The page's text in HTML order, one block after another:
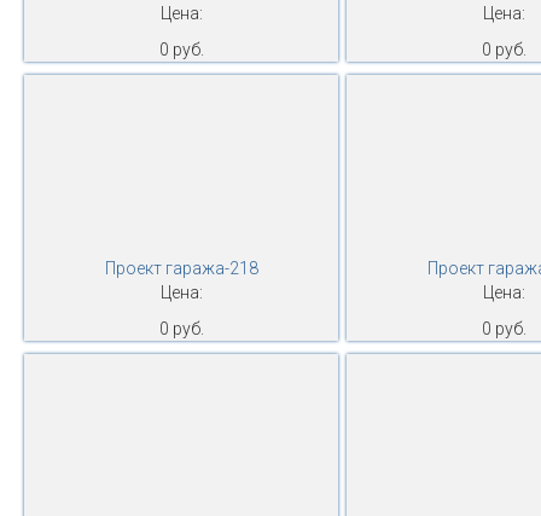
Цена:
0 руб.
Цена:
0 руб.
Проект гаража-218
Цена:
0 руб.
Проект
Цена:
0 руб.